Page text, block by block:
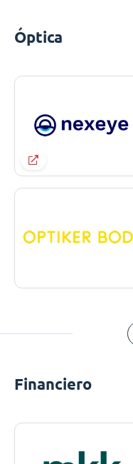
Óptica
Financiero